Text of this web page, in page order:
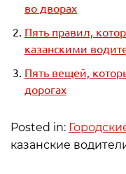
во дворах
Пять правил,
казанскими
Пять вещей,
дорогах
Posted in:
казанские